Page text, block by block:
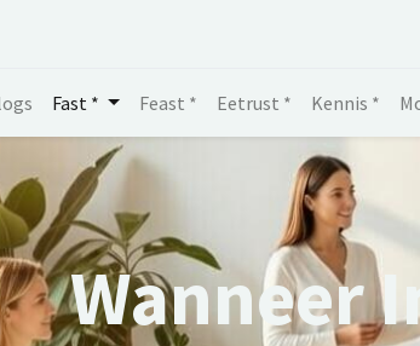
Fast * Feast * Eetrust * Kennis *
Wanneer